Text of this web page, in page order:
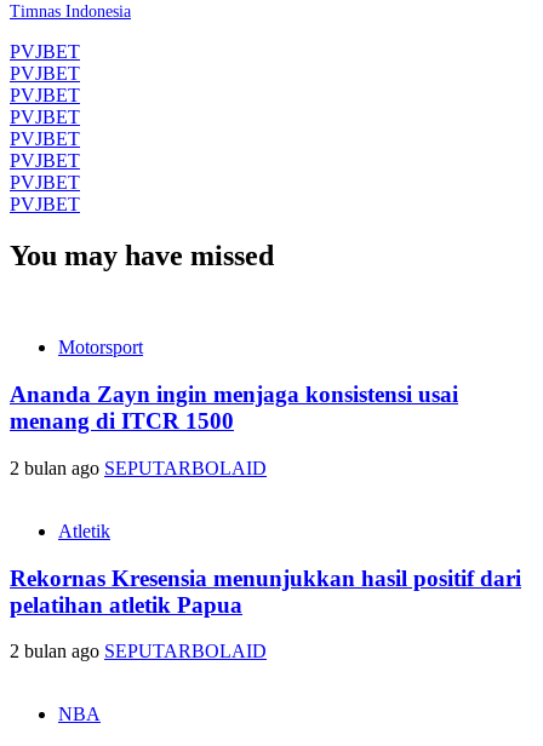
Timnas Indonesia
PVJBET
PVJBET
PVJBET
PVJBET
PVJBET
PVJBET
PVJBET
PVJBET
You may have missed
Motorsport
Ananda Zayn ingin menjaga konsistensi usai
menang di ITCR 1500
2 bulan ago SEPUTARBOLAID
Atletik
Rekornas Kresensia menunjukkan hasil positif dari
pelatihan atletik Papua
2 bulan ago SEPUTARBOLAID
NBA